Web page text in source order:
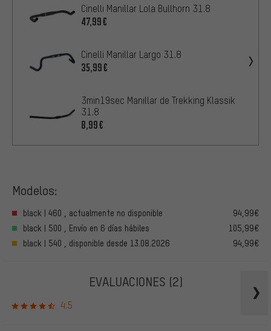
Cinelli Manillar Lola Bullhorn 31.8
47,99€
Cinelli Manillar Largo 31.8
35,99€
3min19sec Manillar de Trekking Klassik
31.8
8,99€
Modelos:
black | 460 , actualmente no disponible
94,99€
black | 500 , Envío en 6 días hábiles
105,99€
black | 540 , disponible desde 13.08.2026
94,99€
EVALUACIONES (2)
4.5